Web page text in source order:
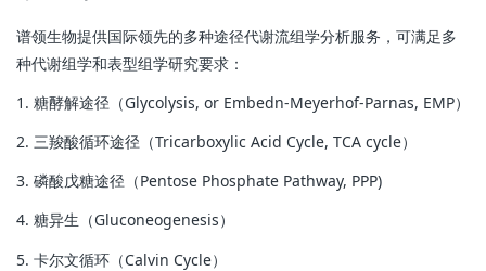
谱领生物提供国际领先的多种途径代谢流组学分析服务，可满足多
种代谢组学和表型组学研究要求：
1. 糖酵解途径（Glycolysis, or Embedn-Meyerhof-Parnas, EMP）
2. 三羧酸循环途径（Tricarboxylic Acid Cycle, TCA cycle）
3. 磷酸戊糖途径（Pentose Phosphate Pathway, PPP)
4. 糖异生（Gluconeogenesis）
5. 卡尔文循环（Calvin Cycle）